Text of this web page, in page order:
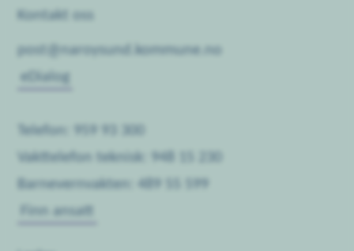
Kontakt oss
post@naroysund.kommune.no
eDialog
Telefon: 959 93 300
Vakttelefon teknisk: 948 15 230
Barnevernvakten: 489 55 599
Finn ansatt